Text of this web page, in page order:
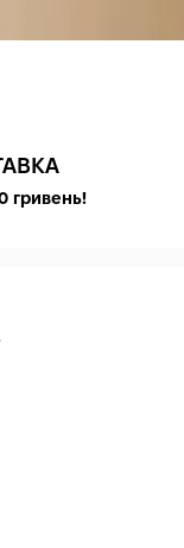
гривень!